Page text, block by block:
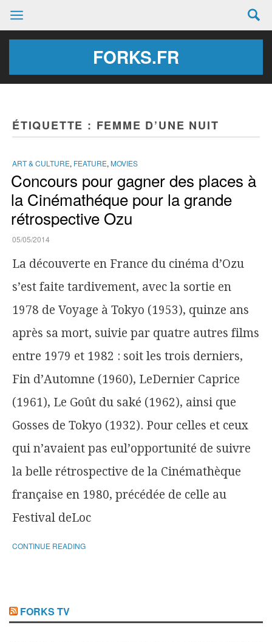
FORKS.FR
ÉTIQUETTE : FEMME D’UNE NUIT
ART & CULTURE, FEATURE, MOVIES
Concours pour gagner des places à
la Cinémathéque pour la grande
rétrospective Ozu
05/05/2014
La découverte en France du cinéma d’Ozu
s’est faite tardivement, avec la sortie en
1978 de Voyage à Tokyo (1953), quinze ans
après sa mort, suivie par quatre autres films
entre 1979 et 1982 : soit les trois derniers,
Fin d’Automne (1960), LeDernier Caprice
(1961), Le Goût du saké (1962), ainsi que
Gosses de Tokyo (1932). Pour celles et ceux
qui n’avaient pas eul’opportunité de suivre
la belle rétrospective de la Cinémathèque
française en 1980, précédée de celle au
Festival deLoc
CONTINUE READING
FORKS TV